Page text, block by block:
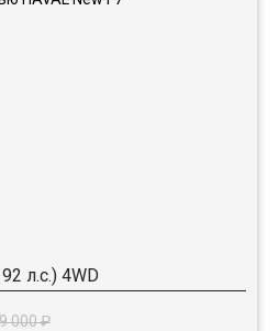
л.с.) 4WD
000 ₽